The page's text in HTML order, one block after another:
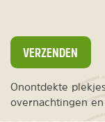
VERZENDEN
Onontdekte
overnachtingen